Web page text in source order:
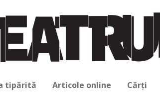
tipărită Articole online Cărți